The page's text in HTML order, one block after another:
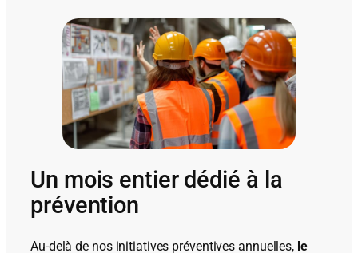
Un mois entier dédié à la
prévention
Au-delà de nos initiatives préventives annuelles, le